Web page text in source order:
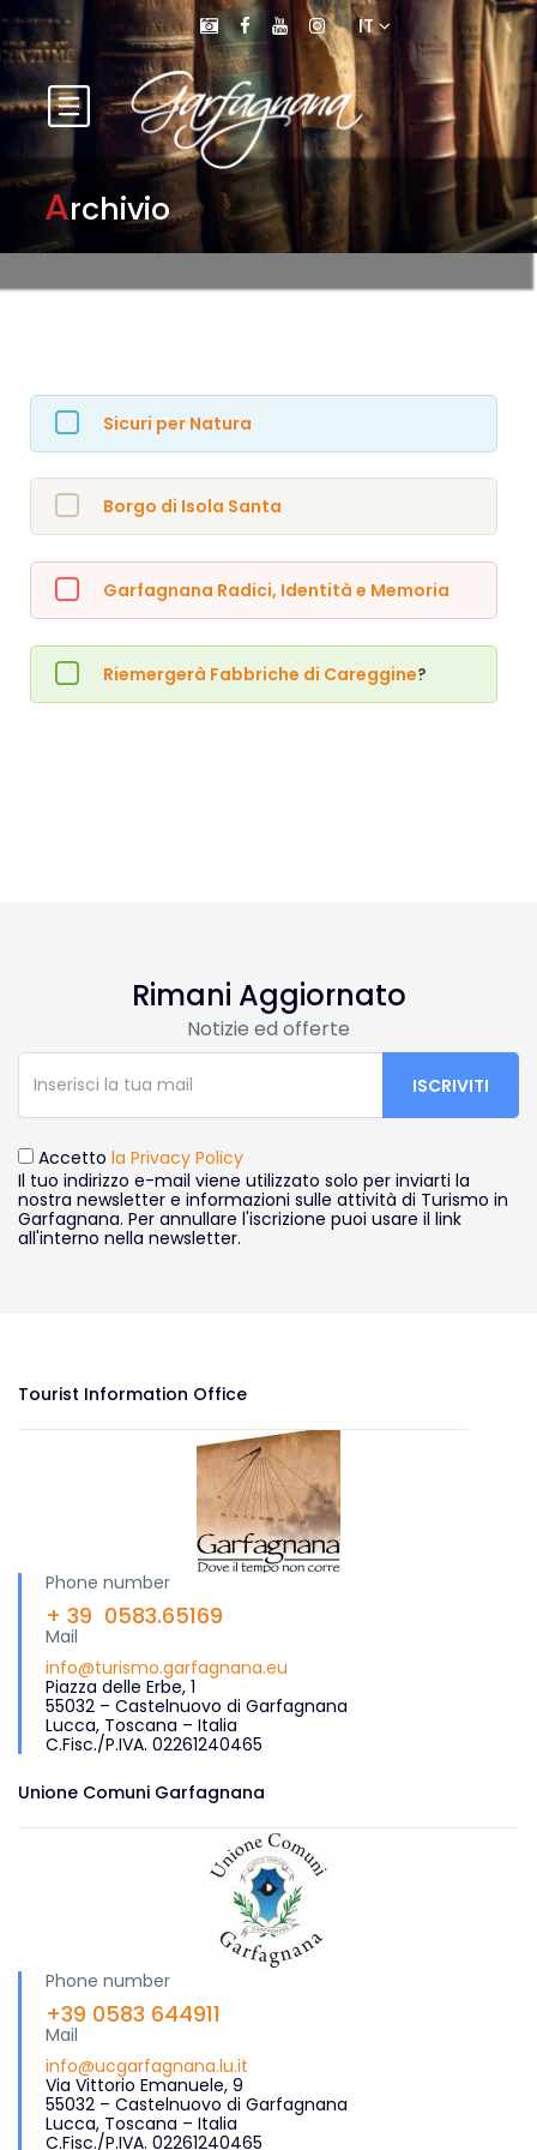
IT
Archivio
Sicuri per Natura
Borgo di Isola Santa
Garfagnana Radici, Identità e Memoria
Riemergerà Fabbriche di Careggine?
Rimani Aggiornato
Notizie ed offerte
Accetto la Privacy Policy
Il tuo indirizzo e-mail viene utilizzato solo per inviarti la
nostra newsletter e informazioni sulle attività di Turismo in
Garfagnana. Per annullare l'iscrizione puoi usare il link
all'interno nella newsletter.
Tourist Information Office
Phone number
+ 39 0583.65169
Mail
info@turismo.garfagnana.eu
Piazza delle Erbe, 1
55032 – Castelnuovo di Garfagnana
Lucca, Toscana – Italia
C.Fisc./P.IVA. 02261240465
Unione Comuni Garfagnana
Phone number
+39 0583 644911
Mail
info@ucgarfagnana.lu.it
Via Vittorio Emanuele, 9
55032 – Castelnuovo di Garfagnana
Lucca, Toscana – Italia
C.Fisc./P.IVA. 02261240465